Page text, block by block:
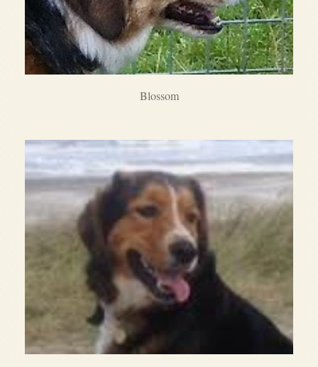
Blossom